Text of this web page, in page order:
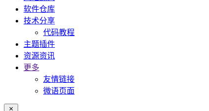
软件仓库
技术分享
代码教程
主题插件
资源资讯
更多
友情链接
微语页面